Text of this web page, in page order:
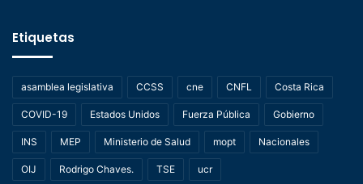
Etiquetas
asamblea legislativa CCSS cne CNFL Costa Rica
COVID-19 Estados Unidos Fuerza Pública Gobierno
INS MEP Ministerio de Salud mopt Nacionales
OIJ Rodrigo Chaves. TSE ucr